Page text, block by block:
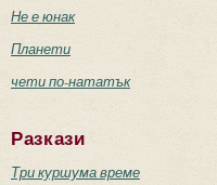
Не е юнак
Планети
чети по-нататък
Разкази
Три куршума време